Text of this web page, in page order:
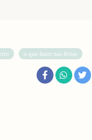
o que fazer nas férias